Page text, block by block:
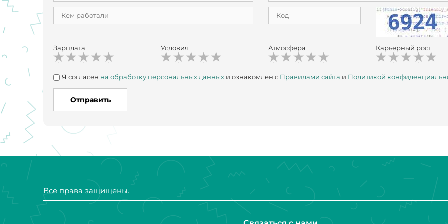
Зарплата Условия Атмосфера Карьерный рост
Я согласен на обработку персональных данных и ознакомлен с Правилами сайта и Политикой
Отправить
Все права защищены.